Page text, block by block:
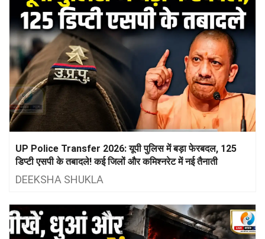
UP Police Transfer 2026: यूपी पुलिस में बड़ा फेरबदल, 125
डिप्टी एसपी के तबादले! कई जिलों और कमिश्नरेट में नई तैनाती
DEEKSHA SHUKLA